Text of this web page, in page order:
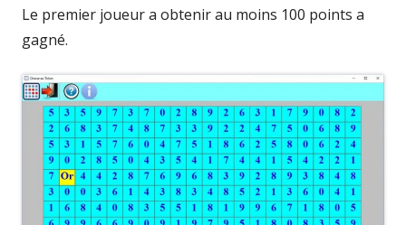
Le premier joueur a obtenir au moins 100 points a
gagné.